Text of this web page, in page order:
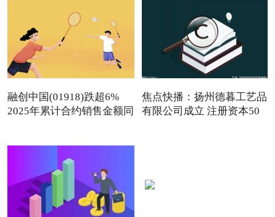
融创中国(01918)跌超6%
2025年累计合约销售金额同
焦点快播：扬州德暮工艺品
有限公司成立 注册资本50